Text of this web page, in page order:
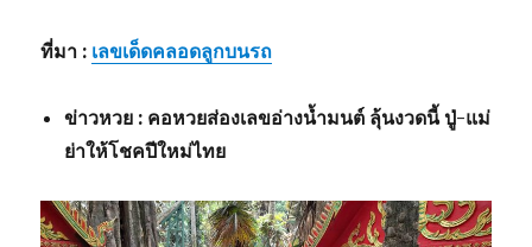
ที่มา : เลขเด็ดคลอดลูกบนรถ
ข่าวหวย : คอหวยส่องเลขอ่างน้ำมนต์ ลุ้นงวดนี้ ปู่-แม่
ย่าให้โชคปีใหม่ไทย